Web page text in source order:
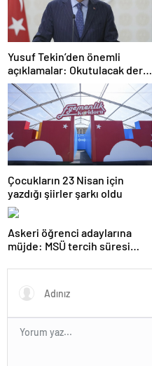
Yusuf Tekin’den önemli
açıklamalar: Okutulacak dersi
kalmamış öğretmene branş
değişikliği masada
Çocukların 23 Nisan için
yazdığı şiirler şarkı oldu
Askeri öğrenci adaylarına
müjde: MSÜ tercih süresi